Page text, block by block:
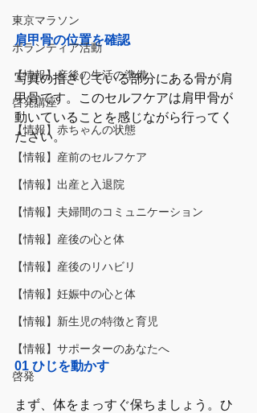
東京マラソン
ボランティア活動
【情報】産後の生活の準備
啓発講座
【情報】赤ちゃんの状態
【情報】産前のセルフケア
【情報】出産と入退院
【情報】夫婦間のコミュニケーション
【情報】産後の心と体
【情報】産後のリハビリ
【情報】妊娠中の心と体
【情報】新生児の特徴と育児
【情報】サポーターのあなたへ
啓発
肩甲骨の位置を確認
写真の指さしている部分にある骨が肩
甲骨です。このセルフケアは肩甲骨が
動いていることを感じながら行ってく
ださい。
01 ひじを動かす
まず、体をまっすぐ保ちましょう。ひ